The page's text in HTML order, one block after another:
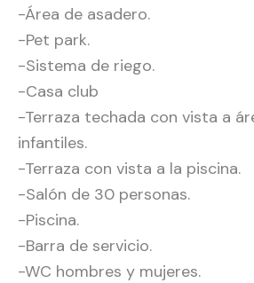
-Área de asadero.
-Pet park.
-Sistema de riego.
-Casa club
-Terraza techada con vista a
infantiles.
-Terraza con vista a la piscina.
-Salón de 30 personas.
-Piscina.
-Barra de servicio.
-WC hombres y mujeres.